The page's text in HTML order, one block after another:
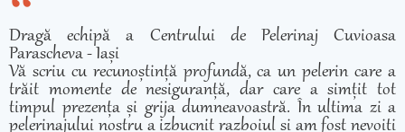
Dragă echipă a Centrului de Pelerinaj Cuvioasa
Parascheva - Iași
Vă scriu cu recunoștință profundă, ca un pelerin care a
trăit momente de nesiguranță, dar care a simțit tot
timpul prezența și grija dumneavoastră. În ultima zi a
pelerinajului nostru a izbucnit razboiul și am fost nevoiți